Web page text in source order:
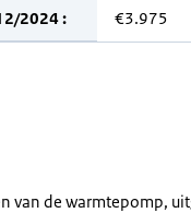
2024 : €3.975
van de warmtepomp,